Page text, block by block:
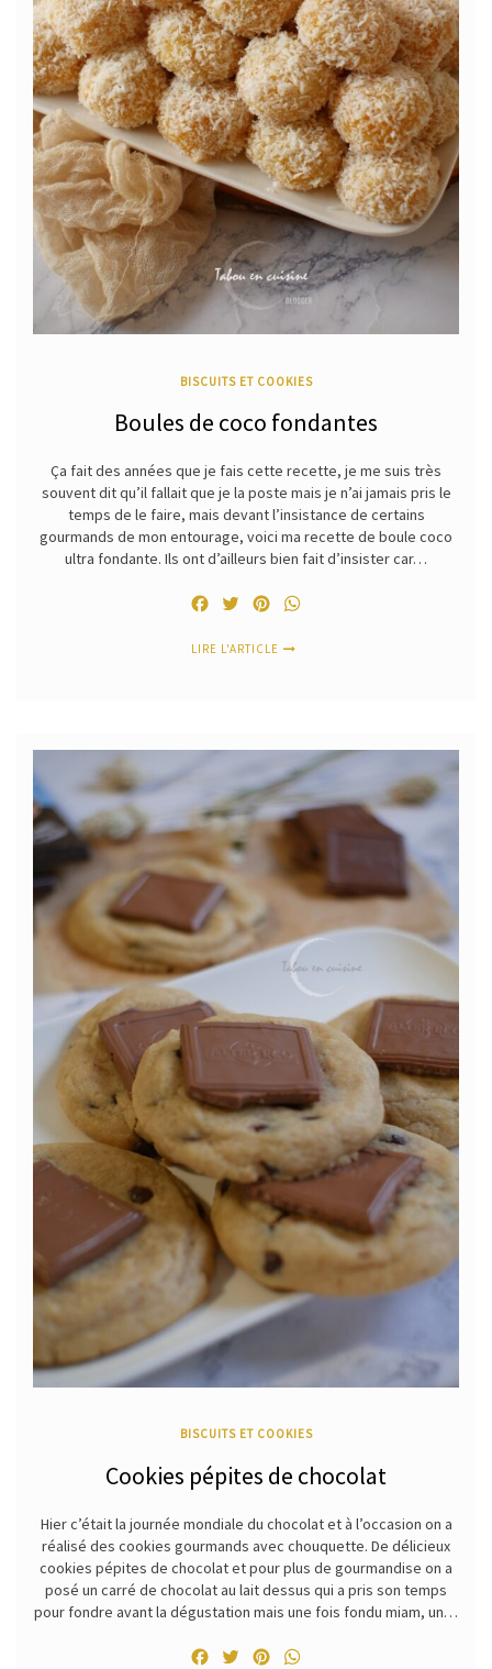
BISCUITS ET COOKIES
Boules de coco fondantes
Ça fait des années que je fais cette recette, je me suis très
souvent dit qu’il fallait que je la poste mais je n’ai jamais pris le
temps de le faire, mais devant l’insistance de certains
gourmands de mon entourage, voici ma recette de boule coco
ultra fondante. Ils ont d’ailleurs bien fait d’insister car…
FacebookTwitterPinterest
LIRE L'ARTICLE
BISCUITS ET COOKIES
Cookies pépites de chocolat
Hier c’était la journée mondiale du chocolat et à l’occasion on a
réalisé des cookies gourmands avec chouquette. De délicieux
cookies pépites de chocolat et pour plus de gourmandise on a
posé un carré de chocolat au lait dessus qui a pris son temps
pour fondre avant la dégustation mais une fois fondu miam, un…
FacebookTwitterPinterest